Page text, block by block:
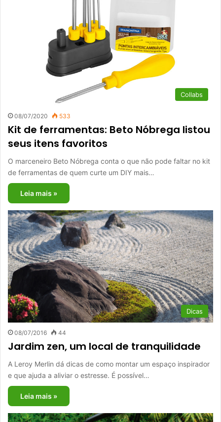
Collabs
08/07/2020 533
Kit de ferramentas: Beto Nóbrega listou
seus itens favoritos
O marceneiro Beto Nóbrega conta o que não pode faltar no kit
de ferramentas de quem curte um DIY mais…
Leia mais »
Dicas
08/07/2016 44
Jardim zen, um local de tranquilidade
A Leroy Merlin dá dicas de como montar um espaço inspirador
e que ajuda a aliviar o estresse. É possível…
Leia mais »